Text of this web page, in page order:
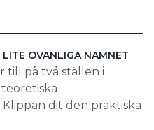
OVANLIGA NAMNET
till på två ställen i
teoretiska
dit den praktiska